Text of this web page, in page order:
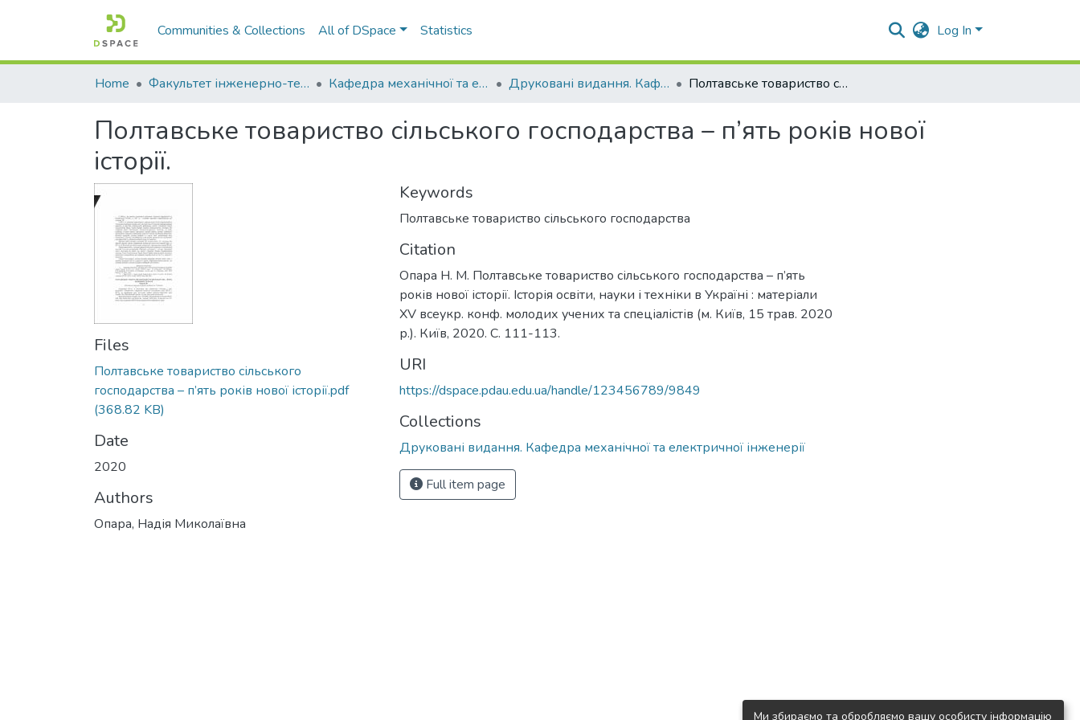
Communities & Collections All of DSpace Statistics Log In
Home Факультет інженерно-технологічний Кафедра механічної та електричної інженерії Друковані видання. Кафедра механічної та електричної інженерії Полтавське товариство сільського господарства – п’ять років нової історії.
Полтавське товариство сільського господарства – п’ять років нової
історії.
Files
Полтавське товариство сільського
господарства – п’ять років нової історії.pdf
(368.82 KB)
Date
2020
Authors
Опара, Надія Миколаївна
Keywords
Полтавське товариство сільського господарства
Citation
Опара Н. М. Полтавське товариство сільського господарства – п’ять
років нової історії. Історія освіти, науки і техніки в Україні : матеріали
ХV всеукр. конф. молодих учених та спеціалістів (м. Київ, 15 трав. 2020
р.). Київ, 2020. С. 111-113.
URI
https://dspace.pdau.edu.ua/handle/123456789/9849
Collections
Друковані видання. Кафедра механічної та електричної інженерії
Full item page
Ми збираємо та обробляємо вашу особисту інформацію